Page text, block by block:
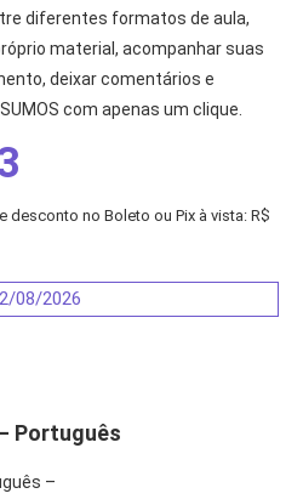
diferentes formatos de aula,
material, acompanhar suas
deixar comentários e
com apenas um clique.
desconto no Boleto ou Pix à vista: R$
08/2026
Português
–